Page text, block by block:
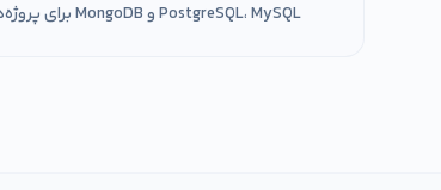
PostgreSQL، MySQL و MongoDB برای پروژه‌های مختلف.